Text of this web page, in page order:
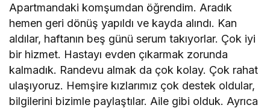
Apartmandaki komşumdan öğrendim. Aradık
hemen geri dönüş yapıldı ve kayda alındı. Kan
aldılar, haftanın beş günü serum takıyorlar. Çok iyi
bir hizmet. Hastayı evden çıkarmak zorunda
kalmadık. Randevu almak da çok kolay. Çok rahat
ulaşıyoruz. Hemşire kızlarımız çok destek oldular,
bilgilerini bizimle paylaştılar. Aile gibi olduk. Ayrıca